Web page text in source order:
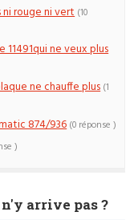
rouge ni vert (10
ne veux plus
ne chauffe plus (1
874/936 (0 réponse )
)
arrive pas ?